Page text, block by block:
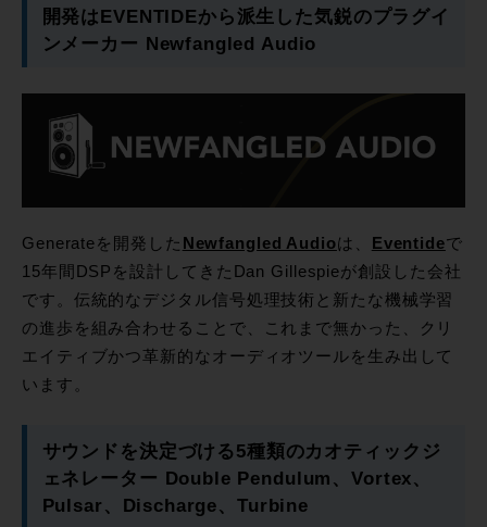
開発はEVENTIDEから派生した気鋭のプラグイ
ンメーカー Newfangled Audio
Generateを開発した Newfangled Audioは、 Eventideで
15年間DSPを設計してきたDan Gillespieが創設した会社
です。伝統的なデジタル信号処理技術と新たな機械学習
の進歩を組み合わせることで、これまで無かった、クリ
エイティブかつ革新的なオーディオツールを生み出して
います。
サウンドを決定づける5種類のカオティックジ
ェネレーター Double Pendulum、Vortex、
Pulsar、Discharge、Turbine